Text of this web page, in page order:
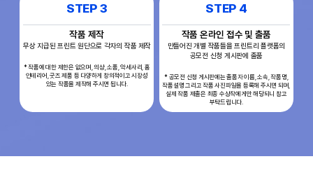
STEP 3
작품 제작
무상 지급된 프린트 원단으로 각자의 작품 제작
* 작품에 대한 제한은 없으며, 의상, 소품, 악세사리, 홈
인테리어, 굿즈 제품 등 다양하게 창의적이고 시장성
있는 작품을 제작해 주시면 됩니다.
STEP 4
작품 온라인 접수 및 출품
만들어진 개별 작품들을 프린트리 플랫폼의
공모전 신청 게시판에 출품
* 공모전 신청 게시판에는 출품자 이름, 소속, 작품명,
작품설명 그리고 작품 사진파일을 등록해 주시면 되며,
실제 작품 제출은 최종 수상작에게만 해당되니 참고
부탁드립니다.